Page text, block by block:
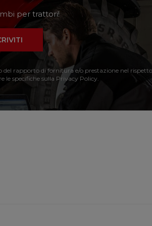
per trattori!
del rapporto di fornitura e/o prestazione nel
le specifiche sulla Privacy Policy.